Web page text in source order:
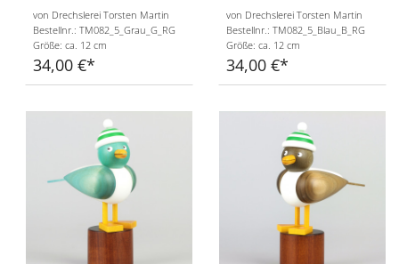
von Drechslerei Torsten Martin
Bestellnr.: TM082_5_Grau_G_RG
Größe: ca. 12 cm
34,00 €
von Drechslerei Torsten Martin
Bestellnr.: TM082_5_Blau_B_RG
Größe: ca. 12 cm
34,00 €